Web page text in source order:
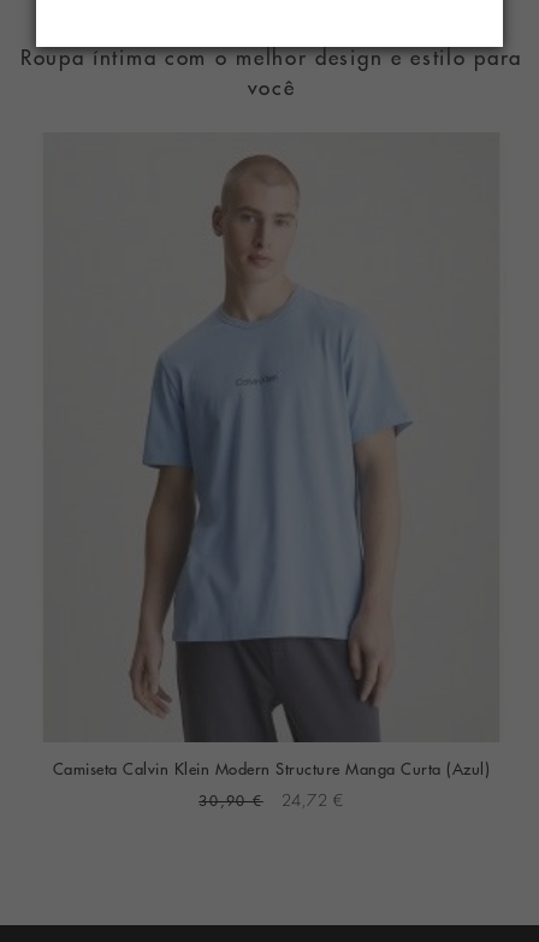
Roupa íntima com o melhor design e estilo para
você
Camiseta Calvin Klein Modern Structure Manga Curta (Azul)
30,90 € 24,72 €